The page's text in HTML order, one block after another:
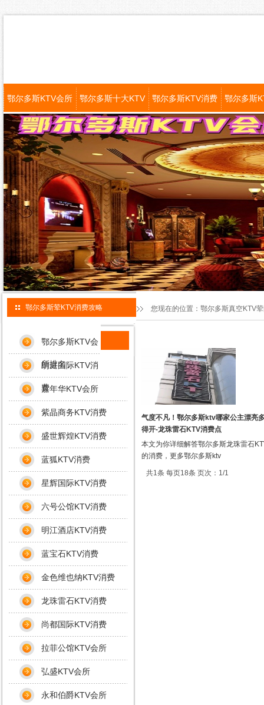
鄂尔多斯KTV会所 鄂尔多斯十大KTV 鄂尔多斯KTV消费 鄂尔多斯
气度不凡！鄂尔多斯ktv哪家公主漂亮
得开-龙珠雷石KTV消费点
本文为你详细解答鄂尔多斯龙珠雷石
的消费，更多鄂尔多斯ktv
共1条 每页18条 页次：1/1
您现在的位置： 鄂尔多斯真空KTV
鄂尔多斯荤KTV消费攻略
鄂尔多斯KTV会
所排名
朗庭国际KTV消
费
嘉年华KTV会所
紫晶商务KTV消费
盛世辉煌KTV消费
蓝狐KTV消费
星辉国际KTV消费
六号公馆KTV消费
明江酒店KTV消费
蓝宝石KTV消费
金色维也纳KTV消费
龙珠雷石KTV消费
尚都国际KTV消费
拉菲公馆KTV会所
弘盛KTV会所
永和伯爵KTV会所